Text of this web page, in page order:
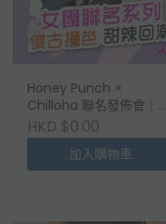
Honey Punch ×
Chilloha 聯名發佈會｜專
屬入場登記
HKD $0.00
加入購物車